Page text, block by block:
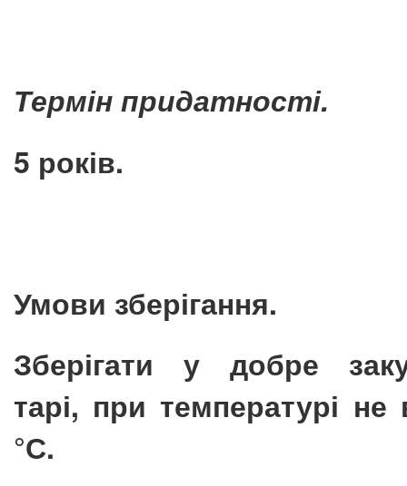
Термін придатності.
5 років.
Умови зберігання.
Зберігати у добре
тарі, при температурі
°С.